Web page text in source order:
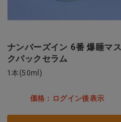
ナンバーズイン 6番 爆睡マス
クパックセラム
1本(50ml)
価格：ログイン後表示